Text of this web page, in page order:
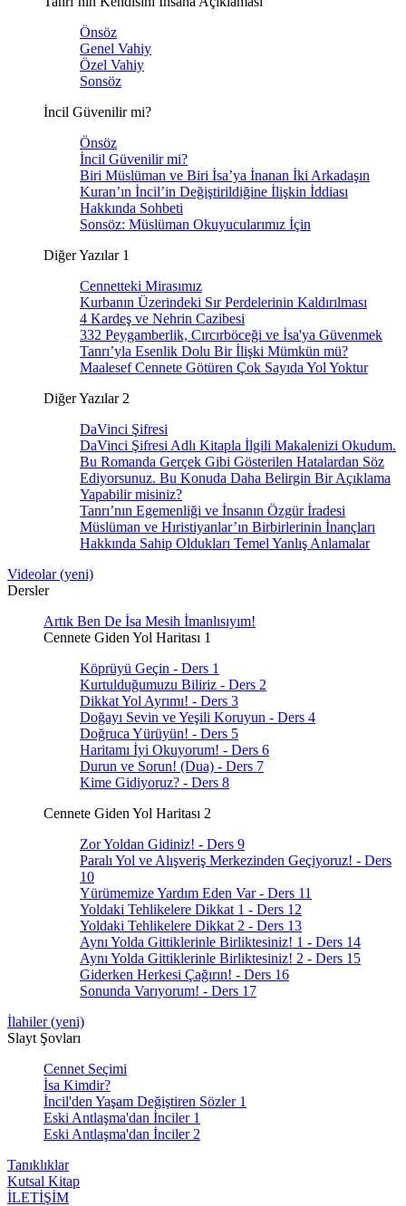
Önsöz
Genel Vahiy
Özel Vahiy
Sonsöz
İncil Güvenilir mi?
Önsöz
İncil Güvenilir mi?
Biri Müslüman ve Biri İsa’ya İnanan İki Arkadaşın
Kuran’ın İncil’in Değiştirildiğine İlişkin İddiası
Hakkında Sohbeti
Sonsöz: Müslüman Okuyucularımız İçin
Diğer Yazılar 1
Cennetteki Mirasımız
Kurbanın Üzerindeki Sır Perdelerinin Kaldırılması
4 Kardeş ve Nehrin Cazibesi
332 Peygamberlik, Cırcırböceği ve İsa'ya Güvenmek
Tanrı’yla Esenlik Dolu Bir İlişki Mümkün mü?
Maalesef Cennete Götüren Çok Sayıda Yol Yoktur
Diğer Yazılar 2
DaVinci Şifresi
DaVinci Şifresi Adlı Kitapla İlgili Makalenizi Okudum.
Bu Romanda Gerçek Gibi Gösterilen Hatalardan Söz
Ediyorsunuz. Bu Konuda Daha Belirgin Bir Açıklama
Yapabilir misiniz?
Tanrı’nın Egemenliği ve İnsanın Özgür İradesi
Müslüman ve Hıristiyanlar’ın Birbirlerinin İnançları
Hakkında Sahip Oldukları Temel Yanlış Anlamalar
Videolar (yeni)
Dersler
Artık Ben De İsa Mesih İmanlısıyım!
Cennete Giden Yol Haritası 1
Köprüyü Geçin - Ders 1
Kurtulduğumuzu Biliriz - Ders 2
Dikkat Yol Ayrımı! - Ders 3
Doğayı Sevin ve Yeşili Koruyun - Ders 4
Doğruca Yürüyün! - Ders 5
Haritamı İyi Okuyorum! - Ders 6
Durun ve Sorun! (Dua) - Ders 7
Kime Gidiyoruz? - Ders 8
Cennete Giden Yol Haritası 2
Zor Yoldan Gidiniz! - Ders 9
Paralı Yol ve Alışveriş Merkezinden Geçiyoruz! - Ders
10
Yürümemize Yardım Eden Var - Ders 11
Yoldaki Tehlikelere Dikkat 1 - Ders 12
Yoldaki Tehlikelere Dikkat 2 - Ders 13
Aynı Yolda Gittiklerinle Birliktesiniz! 1 - Ders 14
Aynı Yolda Gittiklerinle Birliktesiniz! 2 - Ders 15
Giderken Herkesi Çağırın! - Ders 16
Sonunda Varıyorum! - Ders 17
İlahiler (yeni)
Slayt Şovları
Cennet Seçimi
İsa Kimdir?
İncil'den Yaşam Değiştiren Sözler 1
Eski Antlaşma'dan İnciler 1
Eski Antlaşma'dan İnciler 2
Tanıklıklar
Kutsal Kitap
İLETİŞİM